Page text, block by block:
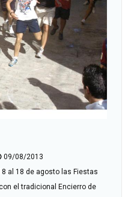
09/08/2013
al 18 de agosto las Fiestas
el tradicional Encierro de